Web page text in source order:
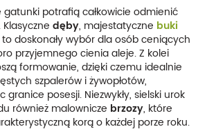
potrafią całkowicie odmienić
dęby, majestatyczne buki
to doskonały wybór dla osób ceniących
przyjemnego cienia aleje. Z kolei
formowanie, dzięki czemu idealnie
szpalerów i żywopłotów,
posesji. Niezwykły, sielski urok
również malownicze brzozy, które
korą o każdej porze roku.